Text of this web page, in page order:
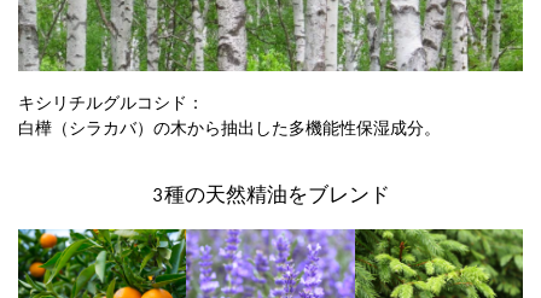
キシリチルグルコシド：
白樺（シラカバ）の木から抽出した多機能性保湿成分。
3種の天然精油をブレンド